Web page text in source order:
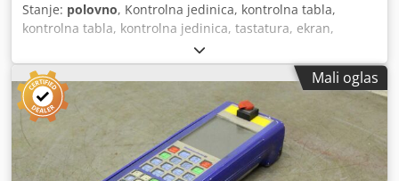
Stanje: polovno, Kontrolna jedinica, kontrolna tabla,
kontrolna tabla, kontrolna jedinica, tastatura, ekran,
kontrola -Kontrolna tabla sa: HITNO STOP dugme za
pritiskanje -1 prekidač sa: ključem -do: 6 veza -Dimenzije:
245/200/H965 mm Codpfxofdb Uvo Acwjrf -Težina: 12 kg
Mali oglas